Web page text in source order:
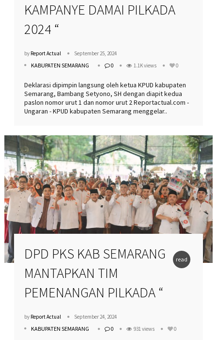
KAMPANYE DAMAI PILKADA
2024 “
by Report Actual September 25, 2024
KABUPATEN SEMARANG 0 1.1K views 0
Deklarasi dipimpin langsung oleh ketua KPUD kabupaten
Semarang, Bambang Setyono, SH dengan diapit kedua
paslon nomor urut 1 dan nomor urut 2 Reportactual.com -
Ungaran - KPUD kabupaten Semarang menggelar..
read
DPD PKS KAB SEMARANG
MANTAPKAN TIM
PEMENANGAN PILKADA “
by Report Actual September 24, 2024
KABUPATEN SEMARANG 0 931 views 0